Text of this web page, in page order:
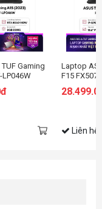
Gaming
LP046W
8GB |
Laptop
F15
8GB |
Liên hệ